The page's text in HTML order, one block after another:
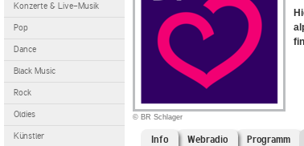
Konzerte & Live-Musik
Pop
Dance
Black Music
Rock
Oldies
Künstler
© BR Schlager
Info Webradio Programm